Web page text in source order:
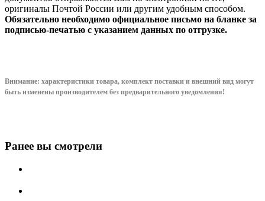
оригиналы Почтой России или другим удобным способом.
Обязательно необходимо официальное письмо на бланке за
подписью-печатью с указанием данных по отгрузке.
Внимание: характеристики товара, комплект поставки и внешний вид могут
быть изменены производителем без предварительного уведомления!
Ранее вы смотрели